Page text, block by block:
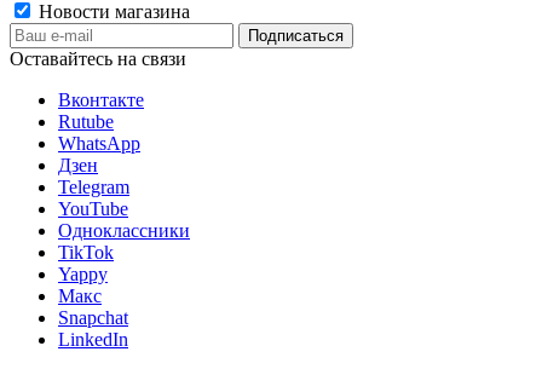
Новости магазина
Оставайтесь на связи
Вконтакте
Rutube
WhatsApp
Дзен
Telegram
YouTube
Одноклассники
TikTok
Yappy
Макс
Snapchat
LinkedIn